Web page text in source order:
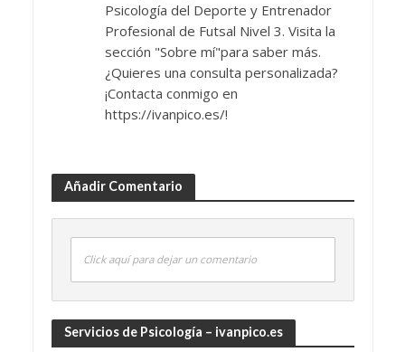
Psicología del Deporte y Entrenador
Profesional de Futsal Nivel 3. Visita la
sección "Sobre mí"para saber más.
¿Quieres una consulta personalizada?
¡Contacta conmigo en
https://ivanpico.es/!
Añadir Comentario
Click aquí para dejar un comentario
Servicios de Psicología – ivanpico.es